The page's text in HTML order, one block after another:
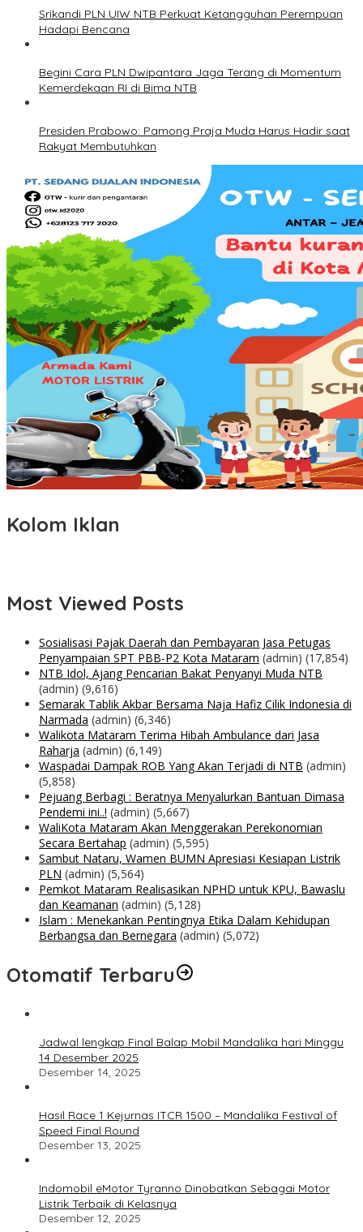
Srikandi PLN UIW NTB Perkuat Ketangguhan Perempuan
Hadapi Bencana
Begini Cara PLN Dwipantara Jaga Terang di Momentum
Kemerdekaan RI di Bima NTB
Presiden Prabowo: Pamong Praja Muda Harus Hadir saat
Rakyat Membutuhkan
Kolom Iklan
Most Viewed Posts
Sosialisasi Pajak Daerah dan Pembayaran Jasa Petugas
Penyampaian SPT PBB-P2 Kota Mataram (admin) (17,854)
NTB Idol, Ajang Pencarian Bakat Penyanyi Muda NTB
(admin) (9,616)
Semarak Tablik Akbar Bersama Naja Hafiz Cilik Indonesia di
Narmada (admin) (6,346)
Walikota Mataram Terima Hibah Ambulance dari Jasa
Raharja (admin) (6,149)
Waspadai Dampak ROB Yang Akan Terjadi di NTB (admin)
(5,858)
Pejuang Berbagi : Beratnya Menyalurkan Bantuan Dimasa
Pendemi ini..! (admin) (5,667)
WaliKota Mataram Akan Menggerakan Perekonomian
Secara Bertahap (admin) (5,595)
Sambut Nataru, Wamen BUMN Apresiasi Kesiapan Listrik
PLN (admin) (5,564)
Pemkot Mataram Realisasikan NPHD untuk KPU, Bawaslu
dan Keamanan (admin) (5,128)
Islam : Menekankan Pentingnya Etika Dalam Kehidupan
Berbangsa dan Bernegara (admin) (5,072)
Otomatif Terbaru
Jadwal lengkap Final Balap Mobil Mandalika hari Minggu
14 Desember 2025
Desember 14, 2025
Hasil Race 1 Kejurnas ITCR 1500 – Mandalika Festival of
Speed Final Round
Desember 13, 2025
Indomobil eMotor Tyranno Dinobatkan Sebagai Motor
Listrik Terbaik di Kelasnya
Desember 12, 2025